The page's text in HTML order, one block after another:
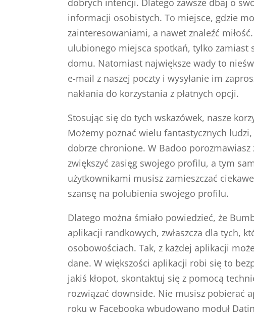
dobrych intencji. Dlatego zawsze dbaj o
informacji osobistych. To miejsce, gdzie
zainteresowaniami, a nawet znaleźć
ulubionego miejsca spotkań, tylko zamiast
domu. Natomiast największe wady to
e-mail z naszej poczty i wysyłanie im
nakłania do korzystania z płatnych opcji.
Stosując się do tych wskazówek, nasze
Możemy poznać wielu fantastycznych
dobrze chronione. W Badoo
zwiększyć zasięg swojego profilu, a tym
użytkownikami musisz zamieszczać
szansę na polubienia swojego profilu.
Dlatego można śmiało powiedzieć, że
aplikacji randkowych, zwłaszcza dla tych,
osobowościach. Tak, z każdej aplikacji
dane. W większości aplikacji robi się to
jakiś kłopot, skontaktuj się z pomocą
rozwiązać downside. Nie musisz pobierać
roku w Facebooka wbudowano moduł